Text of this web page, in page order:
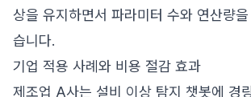
상을 유지하면서 파라미터 수와 연산량
습니다.
기업 적용 사례와 비용 절감 효과
제조업 A사는 설비 이상 탐지 챗봇에 경